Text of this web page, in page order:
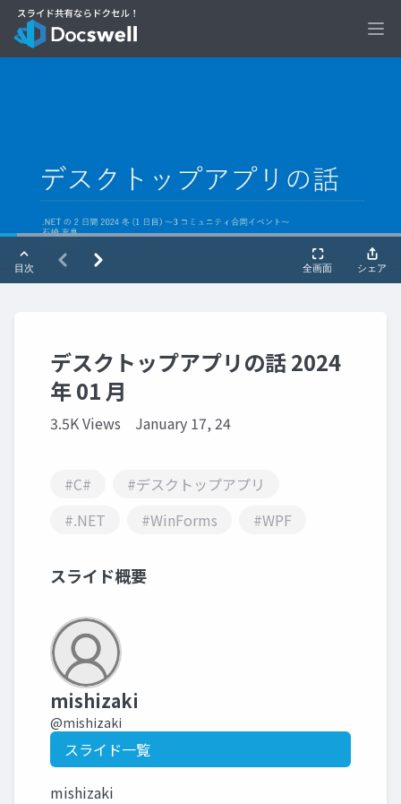
デスクトップアプリの話 2024
年 01 月
3.5K Views January 17, 24
#C#
#デスクトップアプリ
#.NET
#WinForms #WPF
スライド概要
mishizaki
@mishizaki
スライド一覧
mishizaki